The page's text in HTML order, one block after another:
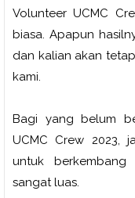
Volunteer UCMC
biasa. Apapun
dan kalian akan
kami.
Bagi yang belum
UCMC Crew 2023,
untuk
sangat luas.